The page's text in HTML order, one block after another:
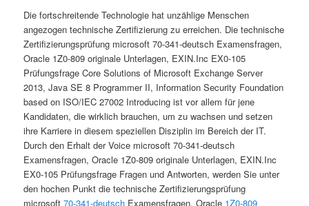
Die fortschreitende Technologie hat unzählige Menschen
angezogen technische Zertifizierung zu erreichen. Die technische
Zertifizierungsprüfung microsoft 70-341-deutsch Examensfragen,
Oracle 1Z0-809 originale Unterlagen, EXIN.Inc EX0-105
Prüfungsfrage Core Solutions of Microsoft Exchange Server
2013, Java SE 8 Programmer II, Information Security Foundation
based on ISO/IEC 27002 Introducing ist vor allem für jene
Kandidaten, die wirklich brauchen, um zu wachsen und setzen
ihre Karriere in diesem speziellen Disziplin im Bereich der IT.
Durch den Erhalt der Voice microsoft 70-341-deutsch
Examensfragen, Oracle 1Z0-809 originale Unterlagen, EXIN.Inc
EX0-105 Prüfungsfrage Fragen und Antworten, werden Sie unter
den hochen Punkt die technische Zertifizierungsprüfung
microsoft70-341-deutsch Examensfragen, Oracle 1Z0-809